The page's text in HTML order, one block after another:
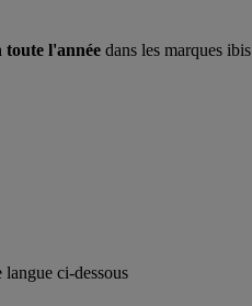
toute l'année dans les marques ibis
ci-dessous